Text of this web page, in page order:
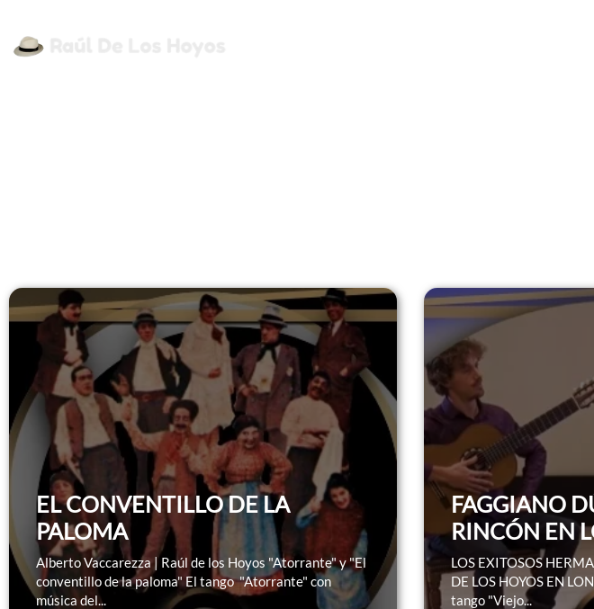
EL CONVENTILLO DE LA
PALOMA
Alberto Vaccarezza | Raúl de los Hoyos "Atorrante" y "El
conventillo de la paloma" El tango "Atorrante" con
música del...
FAGGIANO
RINCÓN EN
LOS EXITOSOS
DE LOS HOYOS EN
tango "Viejo...